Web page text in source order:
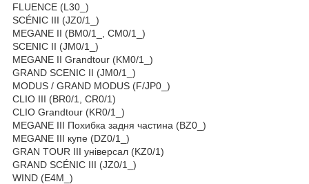
FLUENCE (L30_)
SCÉNIC III (JZ0/1_)
MEGANE II (BM0/1_, CM0/1_)
SCENIC II (JM0/1_)
MEGANE II Grandtour (KM0/1_)
GRAND SCENIC II (JM0/1_)
MODUS / GRAND MODUS (F/JP0_)
CLIO III (BR0/1, CR0/1)
CLIO Grandtour (KR0/1_)
MEGANE III Похибка задня частина (BZ0_)
MEGANE III купе (DZ0/1_)
GRAN TOUR III універсал (KZ0/1)
GRAND SCÉNIC III (JZ0/1_)
WIND (E4M_)